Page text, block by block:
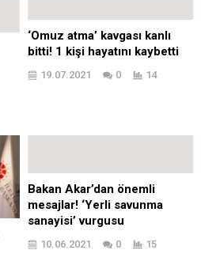
‘Omuz atma’ kavgası kanlı
bitti! 1 kişi hayatını kaybetti
19.07.2021 0 14
Bakan Akar’dan önemli
mesajlar! ‘Yerli savunma
sanayisi’ vurgusu
10.06.2021 0 15